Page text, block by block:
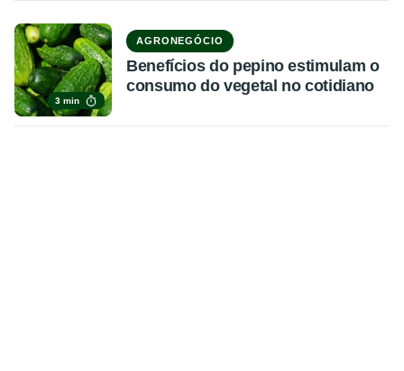
3 min
AGRONEGÓCIO
Benefícios do pepino estimulam o
consumo do vegetal no cotidiano